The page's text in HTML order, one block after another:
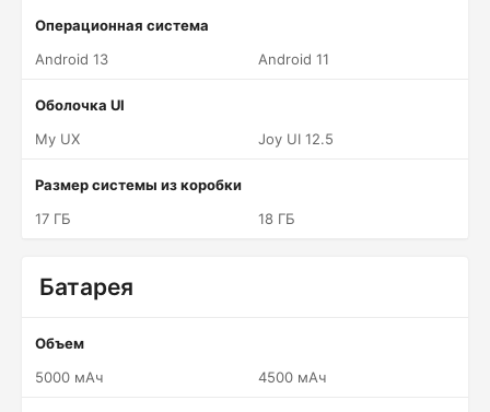
Операционная система
Android 13
Android 11
Оболочка UI
My UX
Joy UI 12.5
Размер системы из коробки
17 ГБ
18 ГБ
Батарея
Объем
5000 мАч
4500 мАч